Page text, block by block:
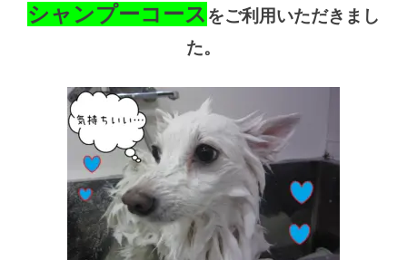
シャンプーコース をご利用いただきまし
た。